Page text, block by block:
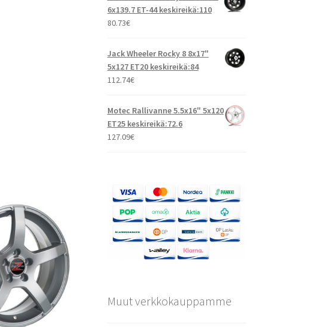
6x139.7 ET-44 keskireikä:110
80.73€
Jack Wheeler Rocky 8 8x17"
5x127 ET20 keskireikä:84
112.74€
Motec Rallivanne 5.5x16" 5x120
ET25 keskireikä:72.6
127.09€
Muut verkkokauppamme